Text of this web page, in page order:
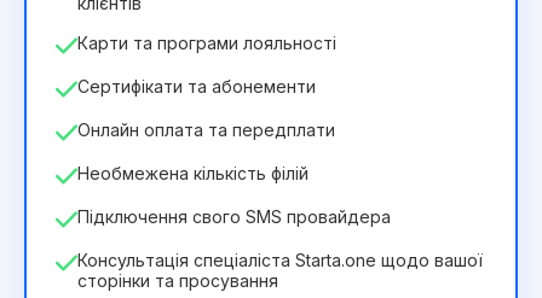
Карти та програми лояльності
Сертифікати та абонементи
Онлайн оплата та передплати
Необмежена кількість філій
Підключення свого SMS провайдера
Консультація спеціаліста Starta.one щодо вашої
сторінки та просування